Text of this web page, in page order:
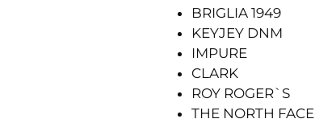
BRIGLIA 1949
KEYJEY DNM
IMPURE
CLARK
ROY ROGER`S
THE NORTH FACE